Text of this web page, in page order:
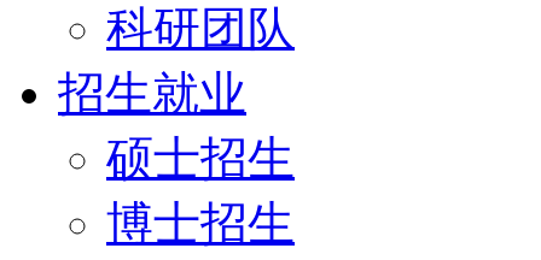
科研团队
招生就业
硕士招生
博士招生